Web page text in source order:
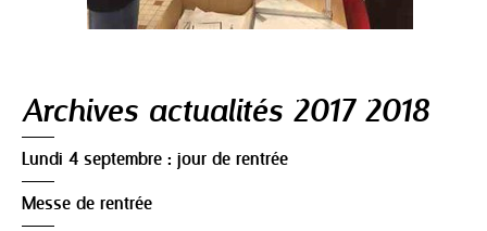
Archives actualités 2017 2018
Lundi 4 septembre : jour de rentrée
Messe de rentrée